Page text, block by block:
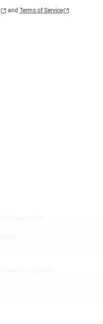
and Terms of Service